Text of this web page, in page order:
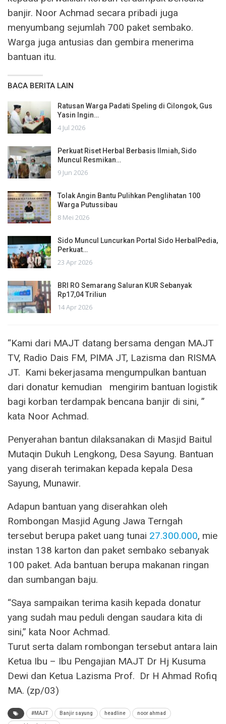
banjir. Noor Achmad secara pribadi juga
menyumbang sejumlah 700 paket sembako.
Warga juga antusias dan gembira menerima
bantuan itu.
BACA BERITA LAIN
Ratusan Warga Padati Speling di Cilongok, Gus
Yasin Ingin…
4 Jul 2026
Perkuat Riset Herbal Berbasis Ilmiah, Sido
Muncul Resmikan…
9 Jun 2026
Tolak Angin Bantu Pulihkan Penglihatan 100
Warga Putussibau
8 Mei 2026
Sido Muncul Luncurkan Portal Sido HerbalPedia,
Perkuat…
23 Apr 2026
BRI RO Semarang Saluran KUR Sebanyak
Rp17,04 Triliun
14 Apr 2026
“Kami dari MAJT datang bersama dengan MAJT
TV, Radio Dais FM, PIMA JT, Lazisma dan RISMA
JT. Kami bekerjasama mengumpulkan bantuan
dari donatur kemudian mengirim bantuan logistik
bagi korban terdampak bencana banjir di sini, ”
kata Noor Achmad.
Penyerahan bantun dilaksanakan di Masjid Baitul
Mutaqin Dukuh Lengkong, Desa Sayung. Bantuan
yang diserah terimakan kepada kepala Desa
Sayung, Munawir.
Adapun bantuan yang diserahkan oleh
Rombongan Masjid Agung Jawa Terngah
tersebut berupa paket uang tunai 27.300.000, mie
instan 138 karton dan paket sembako sebanyak
100 paket. Ada bantuan berupa makanan ringan
dan sumbangan baju.
“Saya sampaikan terima kasih kepada donatur
yang sudah mau peduli dengan saudara kita di
sini,” kata Noor Achmad.
Turut serta dalam rombongan tersebut antara lain
Ketua Ibu – Ibu Pengajian MAJT Dr Hj Kusuma
Dewi dan Ketua Lazisma Prof. Dr H Ahmad Rofiq
MA. (zp/03)
#MAJT Banjir sayung headline noor ahmad